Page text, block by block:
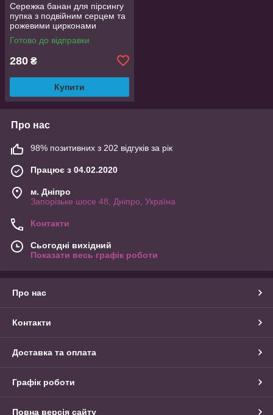
Сережка банан для пірсингу
пупка з подвійним серцем та
рожевими цирконами
срібляста
Готово до відправки
280 ₴
Купити
Про нас
98% позитивних з 202 відгуків за рік
Працює з 04.02.2020
м. Дніпро
Запорізьке шосе 48, Дніпро, Україна
Контакти
Сьогодні вихідний
Показати весь графік роботи
Про нас
Контакти
Доставка та оплата
Графік роботи
Повна версія сайту